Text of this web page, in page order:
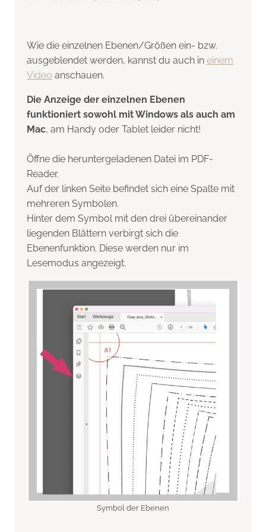
Wie die einzelnen Ebenen/Größen ein- bzw.
ausgeblendet werden, kannst du auch in einem
Video anschauen.
Die Anzeige der einzelnen Ebenen
funktioniert sowohl mit Windows als auch am
Mac, am Handy oder Tablet leider nicht!
Öffne die heruntergeladenen Datei im PDF-
Reader.
Auf der linken Seite befindet sich eine Spalte mit
mehreren Symbolen.
Hinter dem Symbol mit den drei übereinander
liegenden Blättern verbirgt sich die
Ebenenfunktion. Diese werden nur im
Lesemodus angezeigt.
Symbol der Ebenen